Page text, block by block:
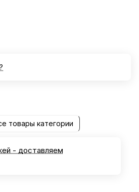
товары категории
- доставляем